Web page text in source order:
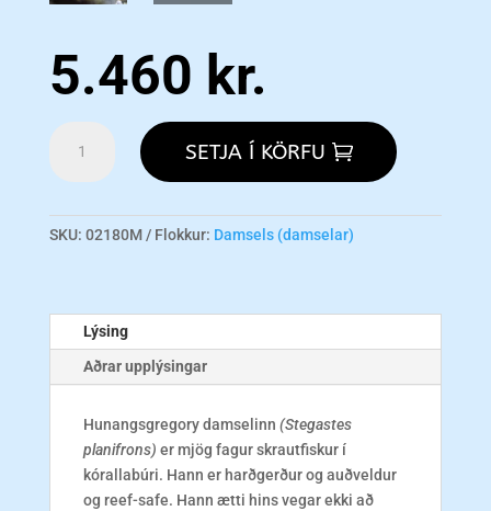
5.460 kr.
magn
SETJA Í KÖRFU
SKU: 02180M Flokkur: Damsels (damselar)
Lýsing
Aðrar upplýsingar
Hunangsgregory damselinn (Stegastes
planifrons) er mjög fagur skrautfiskur í
kórallabúri. Hann er harðgerður og auðveldur
og reef-safe. Hann ætti hins vegar ekki að